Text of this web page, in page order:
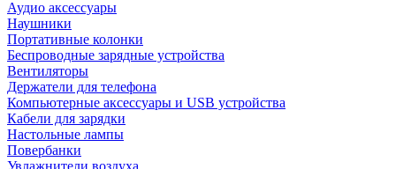
Аудио аксессуары
Наушники
Портативные колонки
Беспроводные зарядные устройства
Вентиляторы
Держатели для телефона
Компьютерные аксессуары и USB устройства
Кабели для зарядки
Настольные лампы
Повербанки
Увлажнители воздуха